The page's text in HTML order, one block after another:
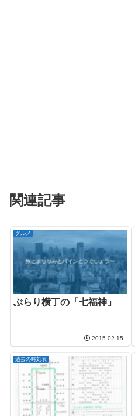
関連記事
グルメ
ぶらり横丁の「七福神」
...
2015.02.15
過去の時刻表